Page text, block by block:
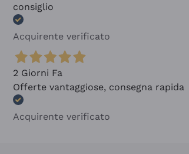
consiglio
Acquirente verificato
2 Giorni Fa
Offerte vantaggiose, consegna rapida
Acquirente verificato